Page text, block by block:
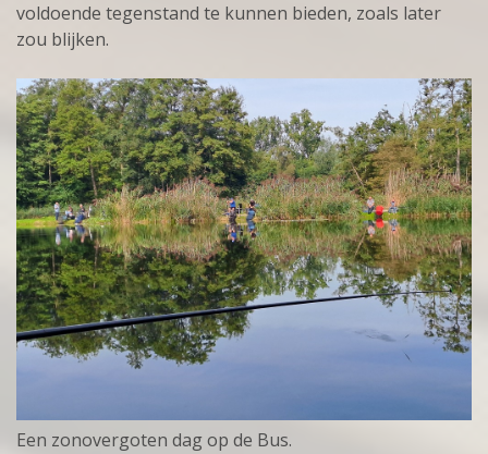
voldoende tegenstand te kunnen bieden, zoals later
zou blijken.
Een zonovergoten dag op de Bus.